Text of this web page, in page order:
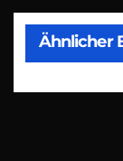
Ähnlicher